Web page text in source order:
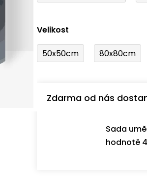
Velikost
50x50cm 80x80cm
Zdarma od nás
Sada
hodnotě